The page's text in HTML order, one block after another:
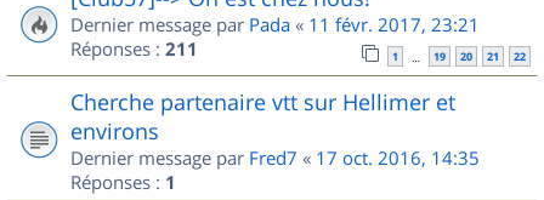
Dernier message par Pada « 11 févr. 2017, 23:21
Réponses : 211 1 … 19 20 21 22
Cherche partenaire vtt sur Hellimer et
environs
Dernier message par Fred7 « 17 oct. 2016, 14:35
Réponses : 1